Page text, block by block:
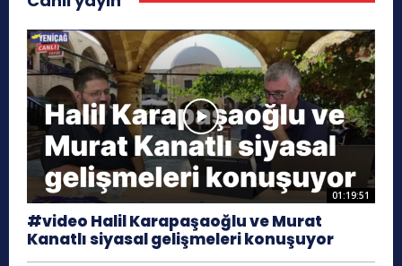
01:19:51
#video Halil Karapaşaoğlu ve Murat
Kanatlı siyasal gelişmeleri konuşuyor